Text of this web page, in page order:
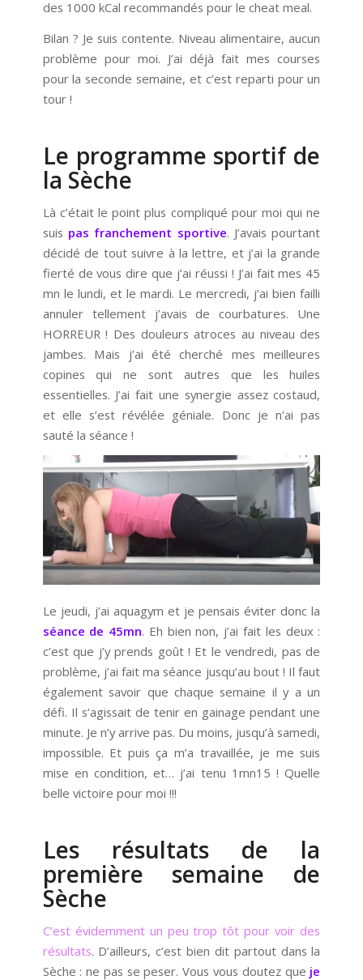
des 1000 kCal recommandés pour le cheat meal.
Bilan ? Je suis contente. Niveau alimentaire, aucun
problème pour moi. J’ai déjà fait mes courses
pour la seconde semaine, et c’est reparti pour un
tour !
Le programme sportif de
la Sèche
Là c’était le point plus compliqué pour moi qui ne
suis pas franchement sportive. J’avais pourtant
décidé de tout suivre à la lettre, et j’ai la grande
fierté de vous dire que j’ai réussi ! J’ai fait mes 45
mn le lundi, et le mardi. Le mercredi, j’ai bien failli
annuler tellement j’avais de courbatures. Une
HORREUR ! Des douleurs atroces au niveau des
jambes. Mais j’ai été cherché mes meilleures
copines qui ne sont autres que les huiles
essentielles. J’ai fait une synergie assez costaud,
et elle s’est révélée géniale. Donc je n’ai pas
sauté la séance !
Le jeudi, j’ai aquagym et je pensais éviter donc la
séance de 45mn. Eh bien non, j’ai fait les deux :
c’est que j’y prends goût ! Et le vendredi, pas de
problème, j’ai fait ma séance jusqu’au bout ! Il faut
également savoir que chaque semaine il y a un
défi. Il s’agissait de tenir en gainage pendant une
minute. Je n’y arrive pas. Du moins, jusqu’à samedi,
impossible. Et puis ça m’a travaillée, je me suis
mise en condition, et… j’ai tenu 1mn15 ! Quelle
belle victoire pour moi !!!
Les résultats de la
première semaine de
Sèche
C’est évidemment un peu trop tôt pour voir des
résultats. D’ailleurs, c’est bien dit partout dans la
Sèche : ne pas se peser. Vous vous doutez que je